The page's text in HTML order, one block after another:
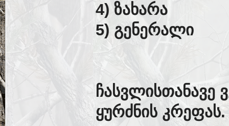
4) ზახარა
5) გენერალი
ჩასვლისთანავე
ყურძნის კრეფას.